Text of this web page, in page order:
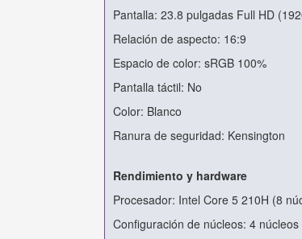
Pantalla: 23.8 pulgadas Full HD
Relación de aspecto: 16:9
Espacio de color: sRGB 100%
Pantalla táctil: No
Color: Blanco
Ranura de seguridad: Kensington
Rendimiento y hardware
Procesador: Intel Core 5 210H (8
Configuración de núcleos: 4